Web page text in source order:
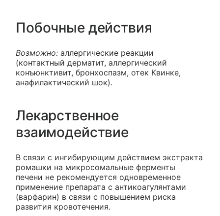
Побочные действия
Возможно: аллергические реакции
(контактный дерматит, аллергический
конъюнктивит, бронхоспазм, отек Квинке,
анафилактический шок).
Лекарственное
взаимодействие
В связи с ингибирующим действием экстракта
ромашки на микросомальные ферменты
печени не рекомендуется одновременное
применение препарата с антикоагулянтами
(варфарин) в связи с повышением риска
развития кровотечения.